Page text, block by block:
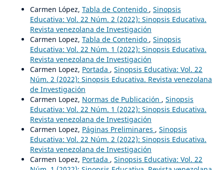
Carmen López, Tabla de Contenido , Sinopsis
Educativa: Vol. 22 Núm. 2 (2022): Sinopsis Educativa.
Revista venezolana de Investigación
Carmen Lopez, Tabla de Contenido , Sinopsis
Educativa: Vol. 22 Núm. 1 (2022): Sinopsis Educativa.
Revista venezolana de Investigación
Carmen Lopez, Portada , Sinopsis Educativa: Vol. 22
Núm. 2 (2022): Sinopsis Educativa. Revista venezolana
de Investigación
Carmen Lopez, Normas de Publicación , Sinopsis
Educativa: Vol. 22 Núm. 1 (2022): Sinopsis Educativa.
Revista venezolana de Investigación
Carmen Lopez, Páginas Preliminares , Sinopsis
Educativa: Vol. 22 Núm. 2 (2022): Sinopsis Educativa.
Revista venezolana de Investigación
Carmen Lopez, Portada , Sinopsis Educativa: Vol. 22